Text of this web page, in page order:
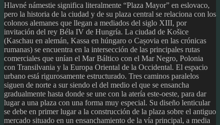
Hlavné námestie significa literalmente “Plaza Mayor” en eslovaco,
pero la historia de la ciudad y de su plaza central se relaciona con los
colonos alemanes que llegan a mediados del siglo XIII, por
invitación del rey Béla IV de Hungría. La ciudad de Košice
(Kaschau en alemán, Kassa en húngaro o Cașovia en las crónicas
rumanas) se encuentra en la intersección de las principales rutas
comerciales que unían el Mar Báltico con el Mar Negro, Polonia
con Transilvania y la Europa Oriental de la Occidental. El espacio
urbano está rigurosamente estructurado. Tres caminos paralelos
siguen de norte a sur siendo el del medio el que se ensancha
gradualmente hasta donde se une con la atería este-oeste, para dar
lugar a una plaza con una forma muy especial. Su diseño lenticular
se debe en primer lugar a la construcción de la plaza sobre el antiguo
mercado situado en un ensanchamiento de la vía principal, a media